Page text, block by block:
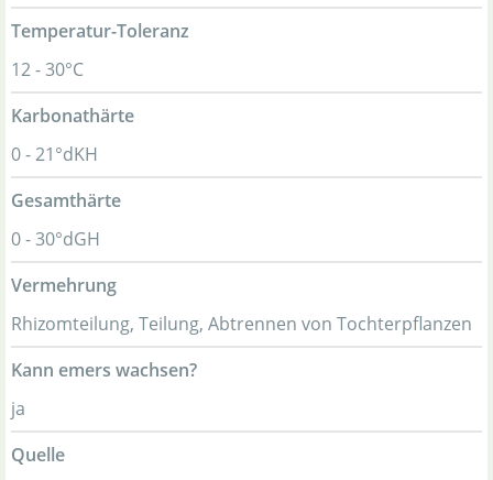
Temperatur-Toleranz
12 - 30°C
Karbonathärte
0 - 21°dKH
Gesamthärte
0 - 30°dGH
Vermehrung
Rhizomteilung, Teilung, Abtrennen von Tochterpflanzen
Kann emers wachsen?
ja
Quelle